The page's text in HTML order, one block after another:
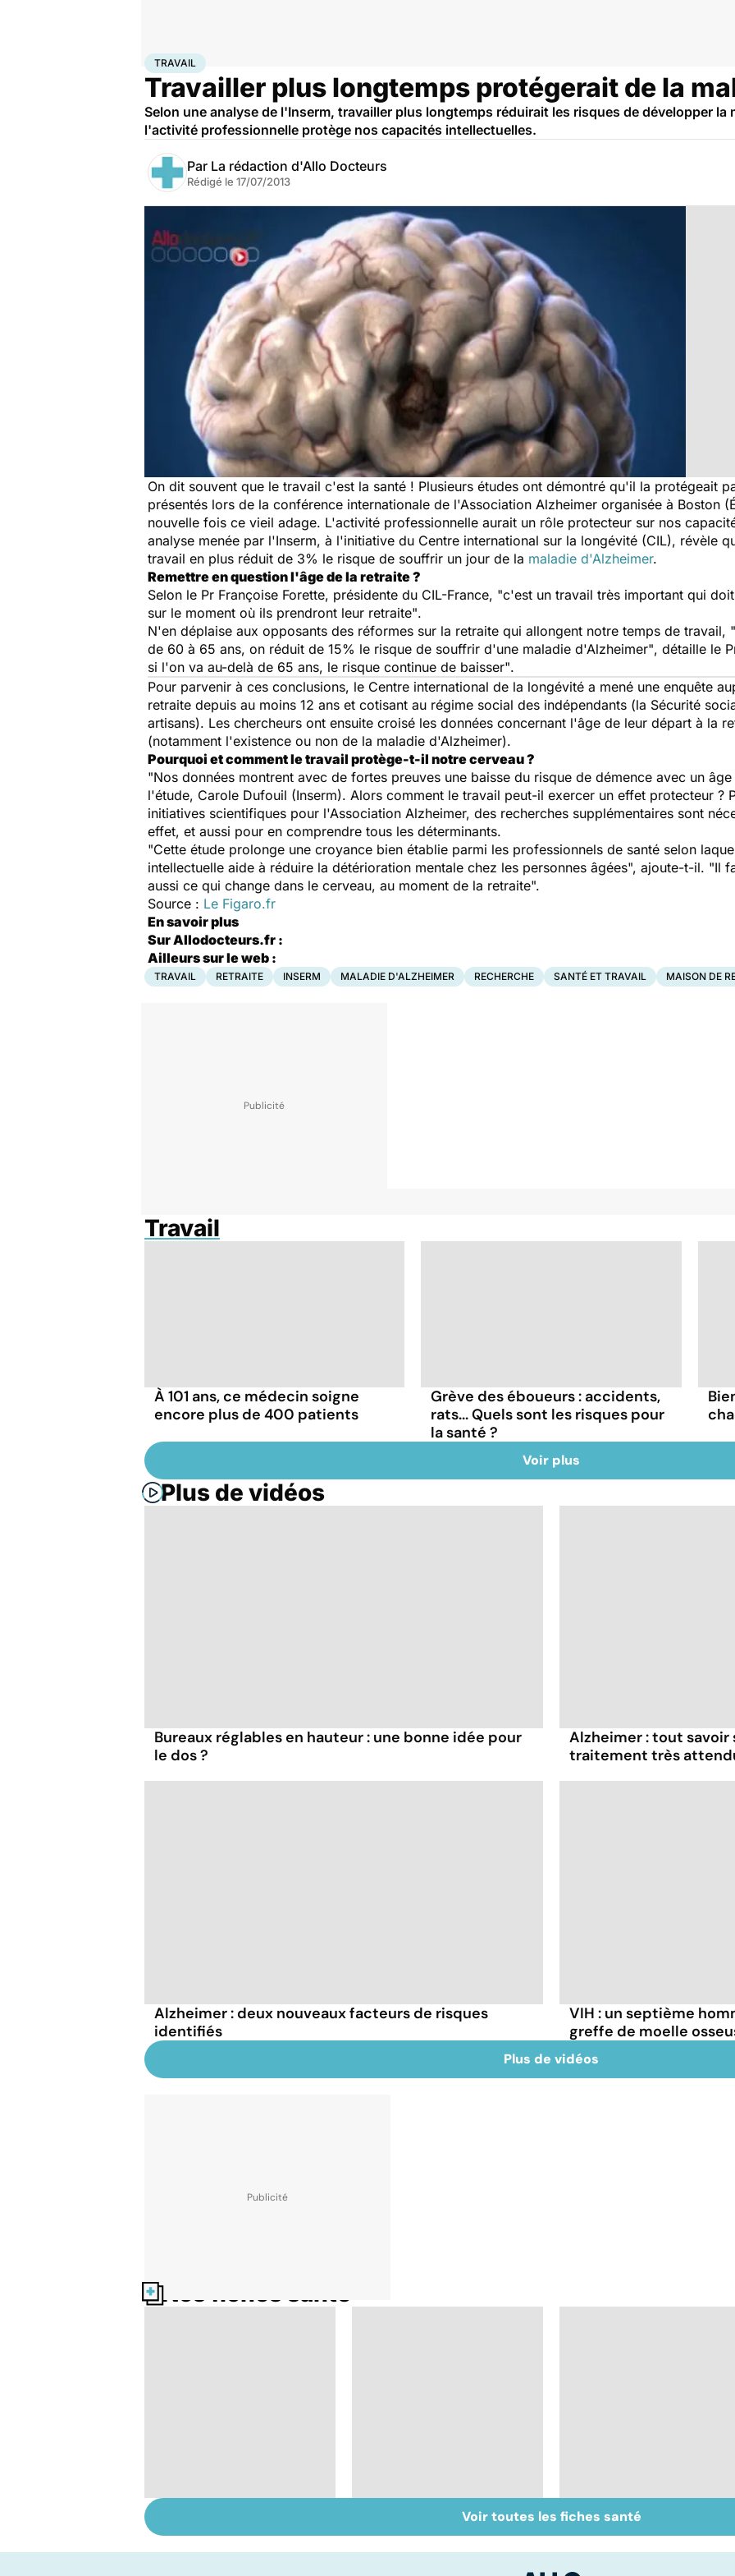
AccueilSanté
TRAVAIL
Travailler plus longtemps protégerait de la
Selon une analyse de l'Inserm, travailler plus longtemps réduirait les risques de développer la
l'activité professionnelle protège nos capacités intellectuelles.
Par La rédaction d'Allo Docteurs
Rédigé le 17/07/2013
On dit souvent que le travail c'est la santé ! Plusieurs études ont démontré qu'il la protégeait
présentés lors de la conférence internationale de l'Association Alzheimer organisée à Boston
nouvelle fois ce vieil adage. L'activité professionnelle aurait un rôle protecteur sur nos
analyse menée par l'Inserm, à l'initiative du Centre international sur la longévité (CIL), révèle
travail en plus réduit de 3% le risque de souffrir un jour de la maladie d'Alzheimer.
Remettre en question l'âge de la retraite ?
Selon le Pr Françoise Forette, présidente du CIL-France, "c'est un travail très important qui
sur le moment où ils prendront leur retraite".
N'en déplaise aux opposants des réformes sur la retraite qui allongent notre temps de travail,
de 60 à 65 ans, on réduit de 15% le risque de souffrir d'une maladie d'Alzheimer", détaille le
si l'on va au-delà de 65 ans, le risque continue de baisser".
Pour parvenir à ces conclusions, le Centre international de la longévité a mené une enquête
retraite depuis au moins 12 ans et cotisant au régime social des indépendants (la Sécurité
artisans). Les chercheurs ont ensuite croisé les données concernant l'âge de leur départ à la
(notamment l'existence ou non de la maladie d'Alzheimer).
Pourquoi et comment le travail protège-t-il notre cerveau ?
"Nos données montrent avec de fortes preuves une baisse du risque de démence avec un
l'étude, Carole Dufouil (Inserm). Alors comment le travail peut-il exercer un effet protecteur ?
initiatives scientifiques pour l'Association Alzheimer, des recherches supplémentaires sont
effet, et aussi pour en comprendre tous les déterminants.
"Cette étude prolonge une croyance bien établie parmi les professionnels de santé selon
intellectuelle aide à réduire la détérioration mentale chez les personnes âgées", ajoute-t-il. "Il
aussi ce qui change dans le cerveau, au moment de la retraite".
Source : Le Figaro.fr
En savoir plus
Sur Allodocteurs.fr :
Ailleurs sur le web :
TRAVAIL RETRAITE INSERM MALADIE D'ALZHEIMER RECHERCHE SANTÉ ET TRAVAIL MAISON DE
Travail
À 101 ans, ce médecin soigne
encore plus de 400 patients
Grève des éboueurs : accidents,
rats... Quels sont les risques pour
la santé ?
Voir plus
Plus de vidéos
Bureaux réglables en hauteur : une bonne idée pour
le dos ?
Alzheimer : tout savoir
traitement très
Alzheimer : deux nouveaux facteurs de risques
identifiés
VIH : un septième
greffe de moelle
Plus de vidéos
Nos fiches santé
cerveau
Staphylocoque doré :
une bactérie sous
Burn-out :
l'épuisement
Voir toutes les fiches santé